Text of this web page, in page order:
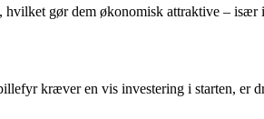
gør dem økonomisk attraktive – især
kræver en vis investering i starten, er